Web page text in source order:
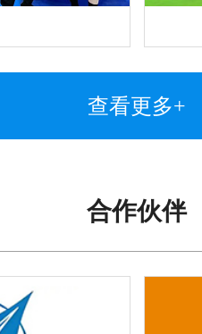
查看更多+
合作伙伴